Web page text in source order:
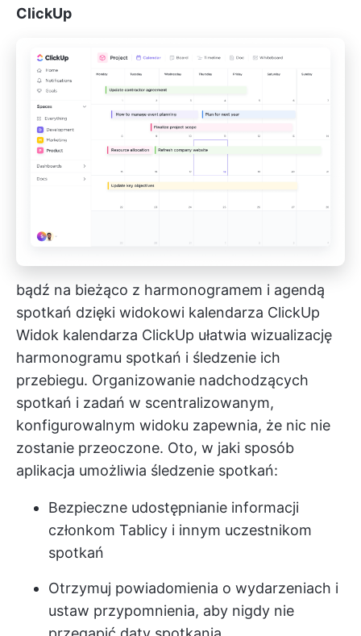
ClickUp
bądź na bieżąco z harmonogramem i agendą
spotkań dzięki widokowi kalendarza ClickUp
Widok kalendarza ClickUp ułatwia wizualizację
harmonogramu spotkań i śledzenie ich
przebiegu. Organizowanie nadchodzących
spotkań i zadań w scentralizowanym,
konfigurowalnym widoku zapewnia, że nic nie
zostanie przeoczone. Oto, w jaki sposób
aplikacja umożliwia śledzenie spotkań:
Bezpieczne udostępnianie informacji
członkom Tablicy i innym uczestnikom
spotkań
Otrzymuj powiadomienia o wydarzeniach i
ustaw przypomnienia, aby nigdy nie